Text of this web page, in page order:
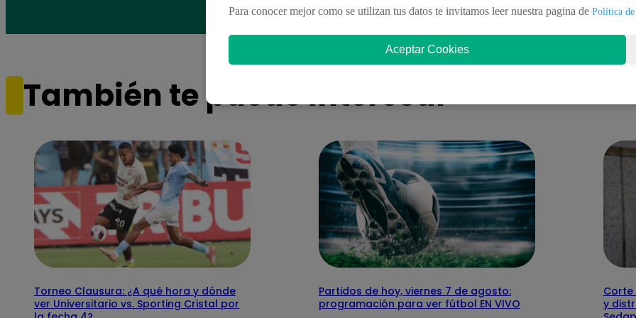
universitarios
También te puede interesar
Torneo Clausura: ¿A qué hora y dónde
ver Universitario vs. Sporting Cristal por
Partidos de hoy, viernes 7 de agosto:
programación para ver fútbol EN VIVO
Corte
y
Para conocer mejor como se utilizan tus datos te invitamos leer nuestra pagina de Política
Aceptar Cookies